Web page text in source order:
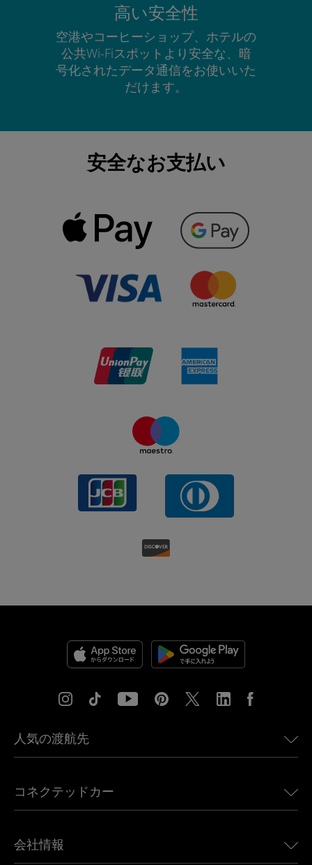
高い安全性
空港やコーヒーショップ、ホテルの
公共Wi-Fiスポットより安全な、暗
号化されたデータ通信をお使いいた
だけます。
安全なお支払い
人気の渡航先
ヨーロッパ向けeSIM
カナダ向けeSIM
コネクテッドカー
Land Rover向けUbigi
会社情報